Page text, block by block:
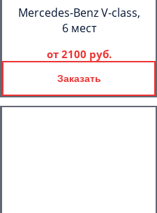
Mercedes-Benz V-class,
6 мест
от 2100 руб.
Заказать